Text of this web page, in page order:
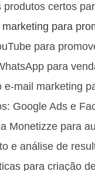
produtos certos
para
para
para
e-mail marketing
Google Ads e
Monetizze para
e análise de
para criação